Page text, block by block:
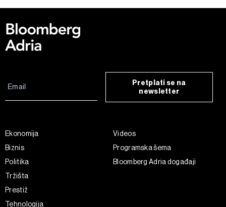
Pretplati se na
newsletter
Ekonomija
Biznis
Politika
Tržišta
Prestiž
Tehnologija
Videos
Programska šema
Bloomberg Adria događaji